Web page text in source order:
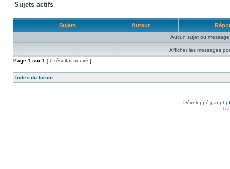
Sujets actifs
Sujets Auteur
Aucun sujet ou
Afficher les messages
Page 1 sur 1 [ 0 résultat trouvé ]
Index du forum
Développé par